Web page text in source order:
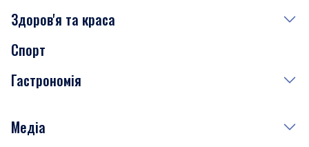
Сьогодні
Завтра
Субота
Здоров'я та краса
Медицина
Краса
Спорт
Гастрономія
Рецепти
Медіа